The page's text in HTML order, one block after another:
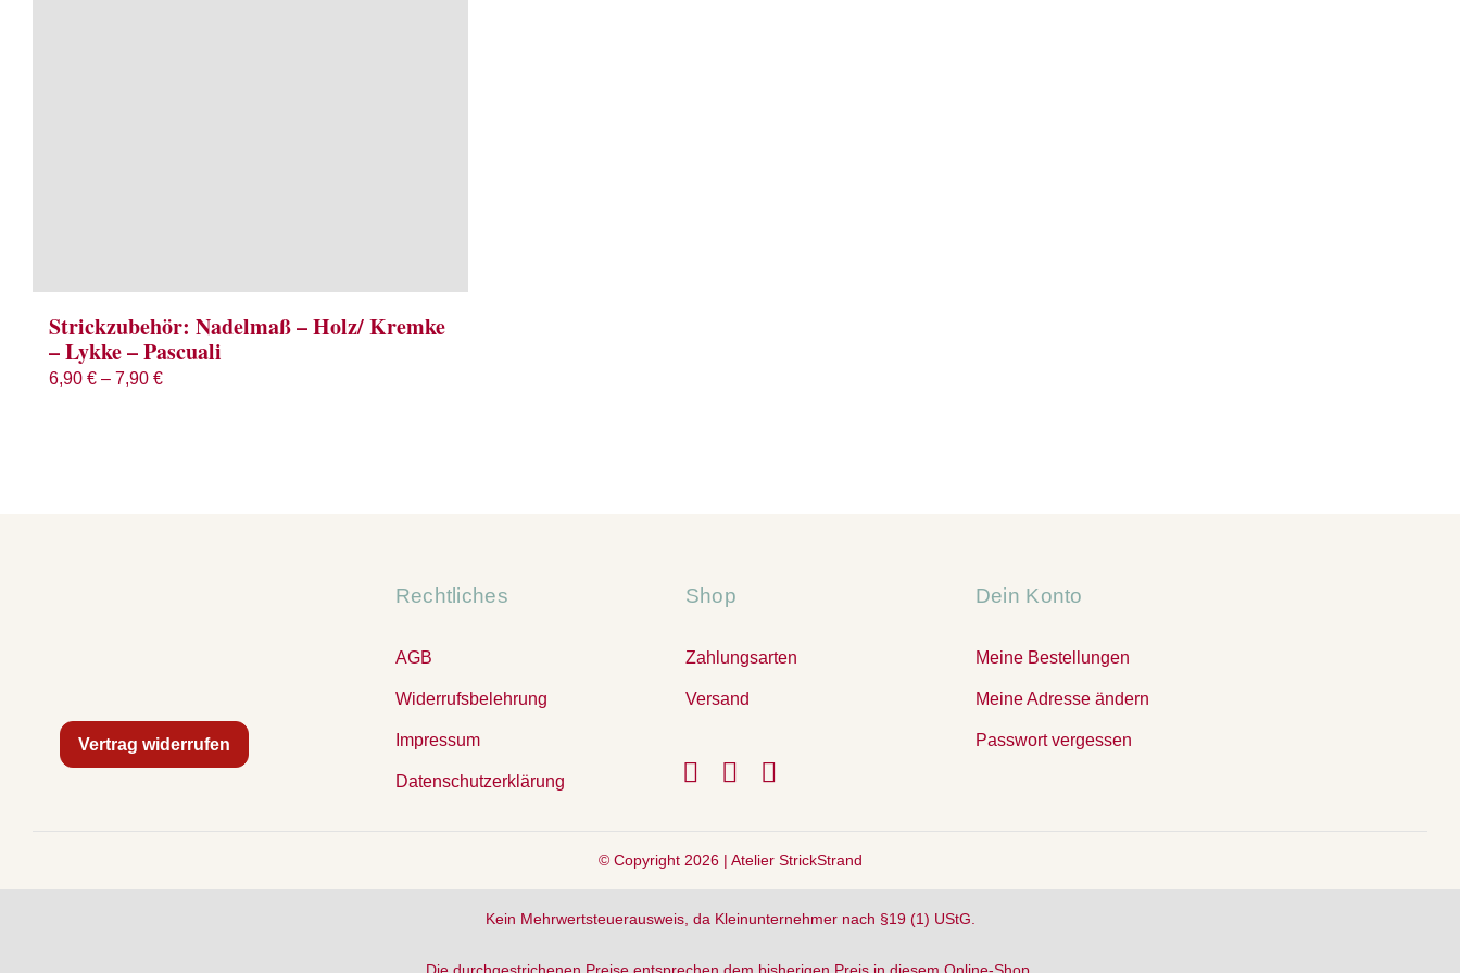
Strickzubehör: Nadelmaß – Holz/ Kremke
– Lykke – Pascuali
6,90 € – 7,90 €
Vertrag widerrufen
Rechtliches
AGB
Widerrufsbelehrung
Impressum
Datenschutzerklärung
Shop
Zahlungsarten
Versand
Dein Konto
Meine Bestellungen
Meine Adresse ändern
Passwort vergessen
© Copyright 2026 | Atelier StrickStrand
Kein Mehrwertsteuerausweis, da Kleinunternehmer nach §19 (1) UStG.